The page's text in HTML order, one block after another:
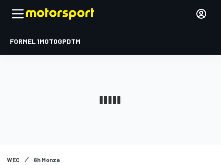
FORMEL 1MOTOGPDTM
WEC 6h Monza